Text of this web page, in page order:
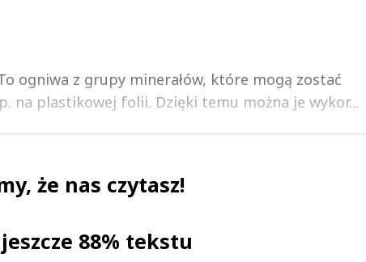
ogniwa z grupy minerałów, które mogą zostać
na plastikowej folii. Dzięki temu można je wykor...
że nas czytasz!
jeszcze 88% tekstu